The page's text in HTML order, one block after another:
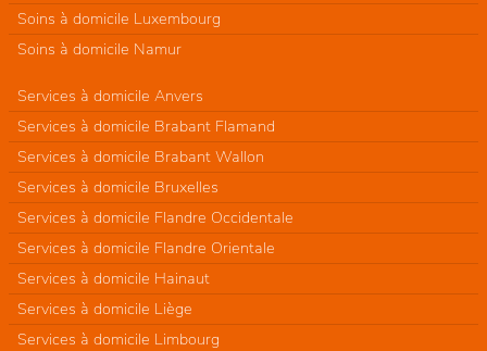
Soins à domicile Luxembourg
Soins à domicile Namur
Services à domicile Anvers
Services à domicile Brabant Flamand
Services à domicile Brabant Wallon
Services à domicile Bruxelles
Services à domicile Flandre Occidentale
Services à domicile Flandre Orientale
Services à domicile Hainaut
Services à domicile Liège
Services à domicile Limbourg